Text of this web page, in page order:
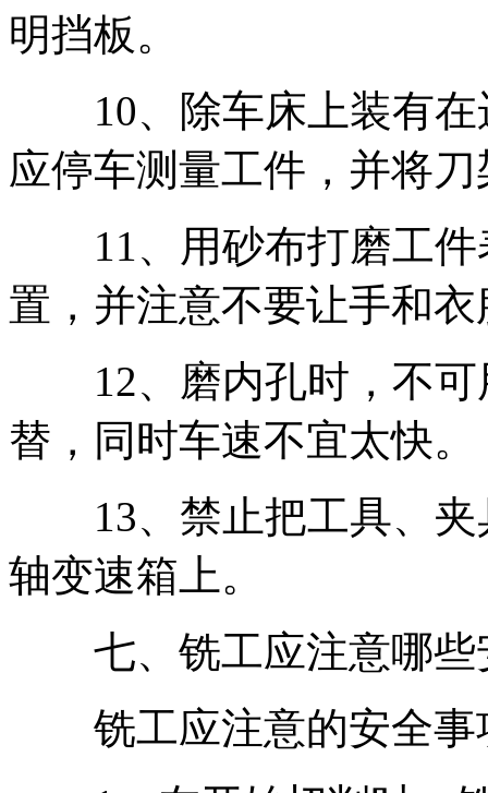
明挡板。
10、除车床上装有在
应停车测量工件，并将
11、用砂布打磨工件
置，并注意不要让手和
12、磨内孔时，不可
替，同时车速不宜太快。
13、禁止把工具、夹
轴变速箱上。
七、铣工应注意哪些
铣工应注意的安全事